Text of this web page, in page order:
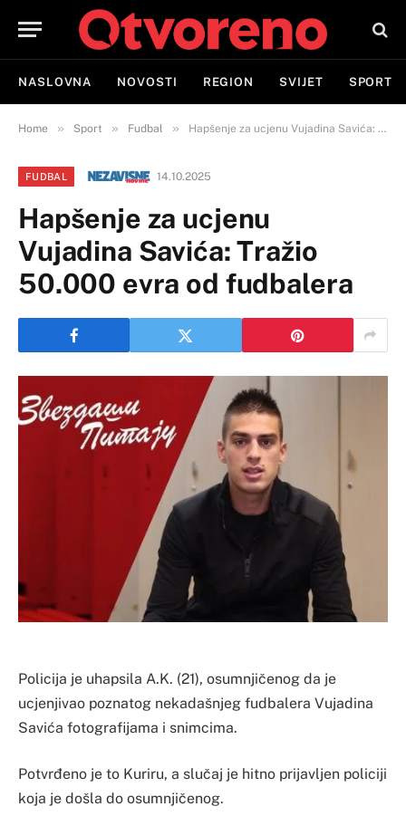
NASLOVNA NOVOSTI REGION SVIJET SPORT
Home » Sport » Fudbal » Hapšenje za ucjenu Vujadina Savića: Tražio 50.000 evra od fudbalera
FUDBAL 14.10.2025
Hapšenje za ucjenu
Vujadina Savića: Tražio
50.000 evra od fudbalera
Policija je uhapsila A.K. (21), osumnjičenog da je
ucjenjivao poznatog nekadašnjeg fudbalera Vujadina
Savića fotografijama i snimcima.
Potvrđeno je to Kuriru, a slučaj je hitno prijavljen policiji
koja je došla do osumnjičenog.